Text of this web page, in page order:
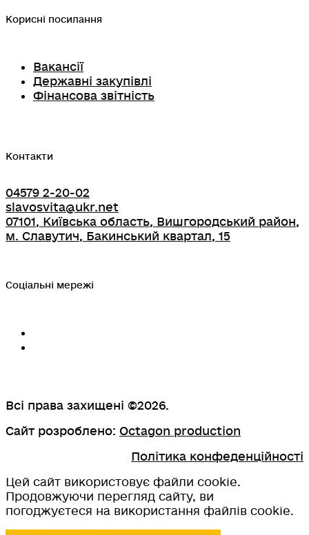
Корисні посилання
Вакансії
Державні закупівлі
Фінансова звітність
Контакти
04579 2-20-02
slavosvita@ukr.net
07101, Київська область, Вишгородський район,
м. Славутич, Бакинський квартал, 15
Соціальні мережі
Всі права захищені ©2026.
Сайт розроблено: Octagon production
Політика конфеденційності
Цей сайт використовує файли cookie.
Продовжуючи перегляд сайту, ви
погоджуєтеся на використання файлів cookie.